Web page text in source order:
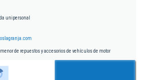
unipersonal
de repuestos y accesorios de vehículos de motor